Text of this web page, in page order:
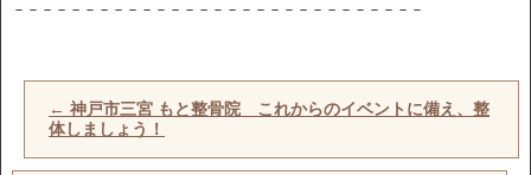
－－－－－－－－－－－－－－－－－－－－－－－－－－－－－
← 神戸市三宮 もと整骨院 これからのイベントに備え、整
体しましょう！